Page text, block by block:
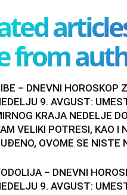
from
– DNEVNI HOROSKOP
9. AVGUST:
KRAJA NEDELJE
VELIKI POTRESI, KAO I
OVOME SE NISTE
– DNEVNI
9. AVGUST: